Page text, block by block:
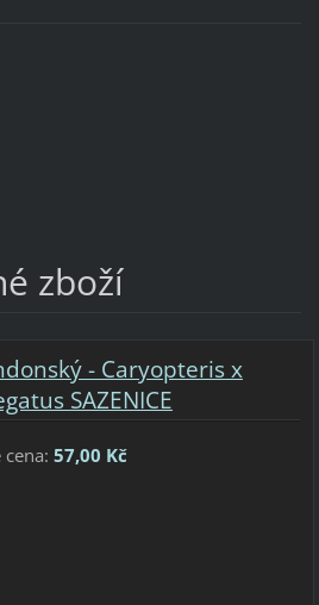
zboží
- Caryopteris x
SAZENICE
cena: 57,00 Kč